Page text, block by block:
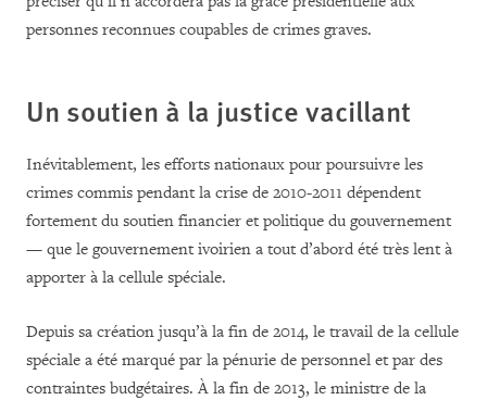
personnes reconnues coupables de crimes graves.
Un soutien à la justice vacillant
Inévitablement, les efforts nationaux pour poursuivre les
crimes commis pendant la crise de 2010-2011 dépendent
fortement du soutien financier et politique du gouvernement
— que le gouvernement ivoirien a tout d’abord été très lent à
apporter à la cellule spéciale.
Depuis sa création jusqu’à la fin de 2014, le travail de la cellule
spéciale a été marqué par la pénurie de personnel et par des
contraintes budgétaires. À la fin de 2013, le ministre de la